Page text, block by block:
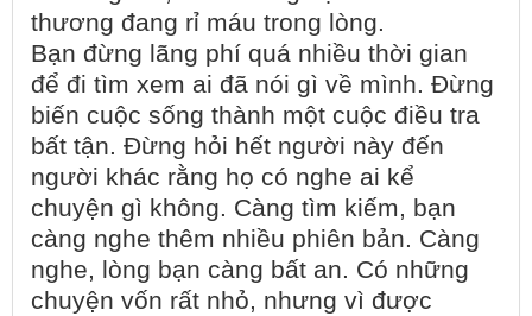
thương đang rỉ máu trong lòng.
Bạn đừng lãng phí quá nhiều thời gian
để đi tìm xem ai đã nói gì về mình. Đừng
biến cuộc sống thành một cuộc điều tra
bất tận. Đừng hỏi hết người này đến
người khác rằng họ có nghe ai kể
chuyện gì không. Càng tìm kiếm, bạn
càng nghe thêm nhiều phiên bản. Càng
nghe, lòng bạn càng bất an. Có những
chuyện vốn rất nhỏ, nhưng vì được